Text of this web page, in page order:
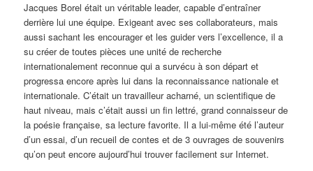
Jacques Borel était un véritable leader, capable d’entraîner
derrière lui une équipe. Exigeant avec ses collaborateurs, mais
aussi sachant les encourager et les guider vers l’excellence, il a
su créer de toutes pièces une unité de recherche
internationalement reconnue qui a survécu à son départ et
progressa encore après lui dans la reconnaissance nationale et
internationale. C’était un travailleur acharné, un scientifique de
haut niveau, mais c’était aussi un fin lettré, grand connaisseur de
la poésie française, sa lecture favorite. Il a lui-même été l’auteur
d’un essai, d’un recueil de contes et de 3 ouvrages de souvenirs
qu’on peut encore aujourd’hui trouver facilement sur Internet.